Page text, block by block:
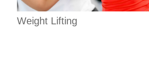
Weight Lifting